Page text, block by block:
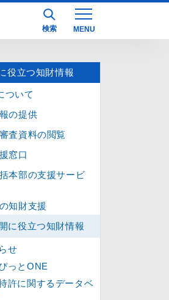
検索
役立つ知財情報
ついて
の提供
査資料の閲覧
窓口
本部の支援サービ
知財支援
に役立つ知財情報
せ
っとONE
許に関するデータベ